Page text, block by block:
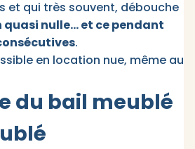
et qui très souvent, débouche
nulle… et ce pendant
.
en location nue, même au
du bail meublé